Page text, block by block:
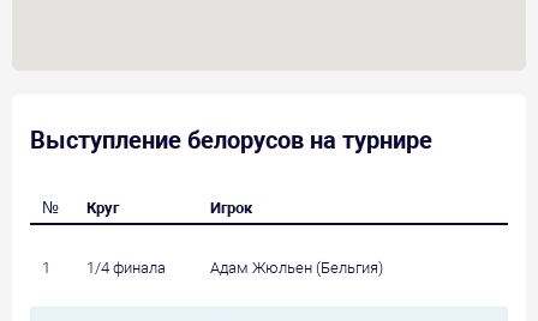
Выступление белорусов на турнире
№ Круг Игрок
1 1/4 финала Адам Жюльен (Бельгия)